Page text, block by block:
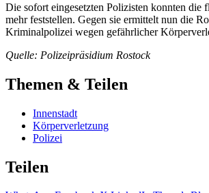
Die sofort eingesetzten Polizisten konnten die
mehr feststellen. Gegen sie ermittelt nun die
Kriminalpolizei wegen gefährlicher
Quelle: Polizeipräsidium Rostock
Themen & Teilen
Innenstadt
Körperverletzung
Polizei
Teilen